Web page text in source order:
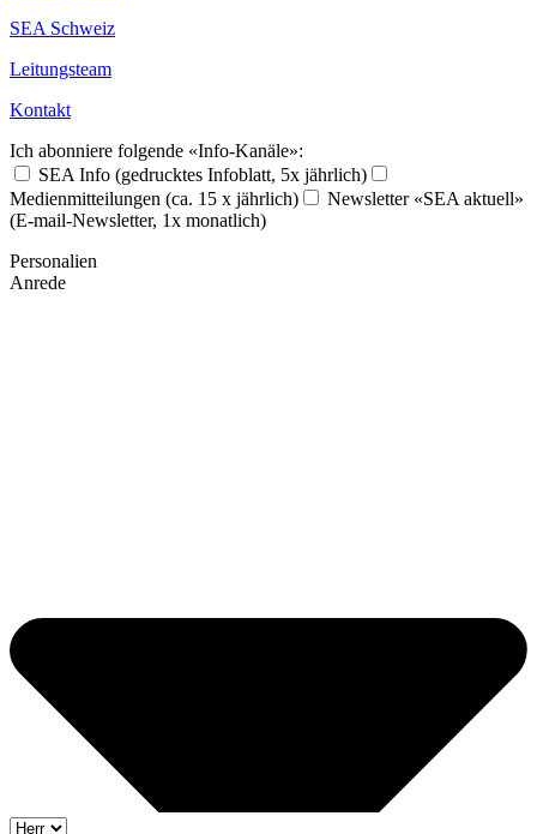
SEA Schweiz
Leitungsteam
Kontakt
Ich abonniere folgende «Info-Kanäle»:
SEA Info (gedrucktes Infoblatt, 5x jährlich)
Medienmitteilungen (ca. 15 x jährlich)
Newsletter «SEA aktuell»
(E-mail-Newsletter, 1x monatlich)
Personalien
Anrede